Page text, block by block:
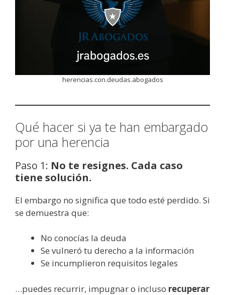
herencias.con.deudas.abogados
Qué hacer si ya te han embargado
por una herencia
Paso 1: No te resignes. Cada caso
tiene solución.
El embargo no significa que todo esté perdido. Si
se demuestra que:
No conocías la deuda
Se vulneró tu derecho a la información
Se incumplieron requisitos legales
…puedes recurrir, impugnar o incluso recuperar